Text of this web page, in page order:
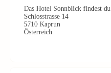
Das Hotel Sonnblick findest
Schlosstrasse 14
5710 Kaprun
Österreich